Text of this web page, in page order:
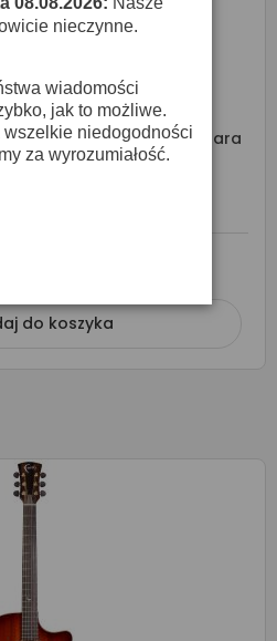
Electro FVHG3 - Gitara
do koszyka
nieczynne.
wiadomości
jak to możliwe.
wszelkie niedogodności
za wyrozumiałość.